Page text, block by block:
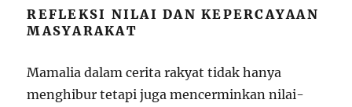
REFLEKSI NILAI DAN KEPERCAYAAN
MASYARAKAT
Mamalia dalam cerita rakyat tidak hanya
menghibur tetapi juga mencerminkan nilai-